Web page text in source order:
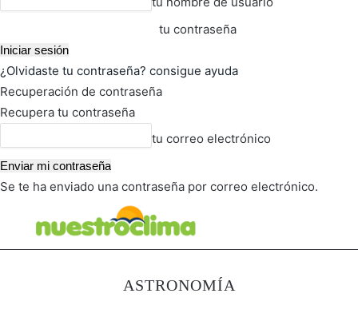
tu contraseña
¿Olvidaste tu contraseña? consigue ayuda
Recuperación de contraseña
Recupera tu contraseña
tu correo electrónico
Se te ha enviado una contraseña por correo electrónico.
ASTRONOMÍA